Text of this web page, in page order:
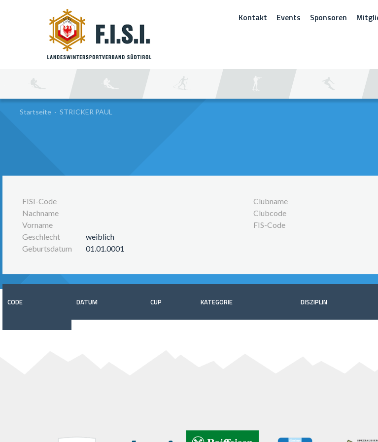
Kontakt Events Sponsoren
Startseite - STRICKER PAUL
FISI-Code
Nachname
Vorname
Geschlecht
weiblich
Geburtsdatum
01.01.0001
Clubname
Clubcode
FIS-Code
CODE DATUM CUP KATEGORIE DISZIPLIN